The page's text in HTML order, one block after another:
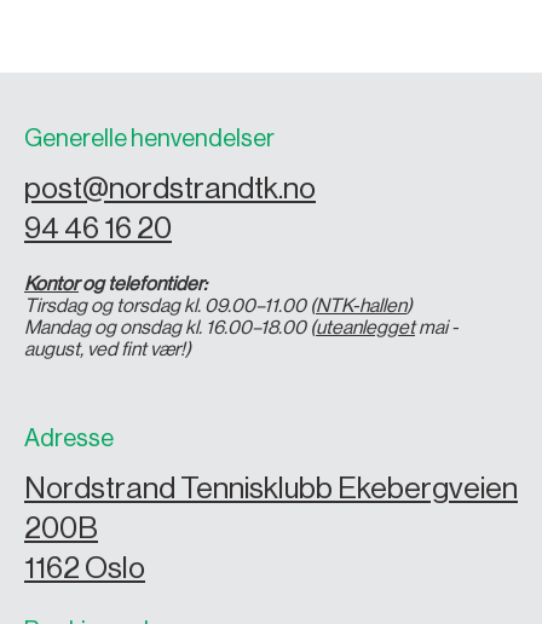
Generelle henvendelser
post@nordstrandtk.no
94 46 16 20
Kontorog telefontider:
Tirsdag og torsdag kl. 09.00–11.00 (NTK-hallen)
Mandag og onsdag kl. 16.00–18.00 (uteanleggetmai -
august, ved fint vær!)
Adresse
Nordstrand Tennisklubb Ekebergveien
200B
1162 Oslo